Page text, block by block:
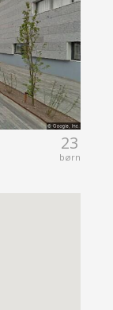
23
børn